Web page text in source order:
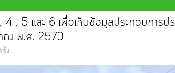
, 5 และ 6 เพื่อเก็บข้อมูลประกอบการปร
าณ พ.ศ. 2570
รั้ง